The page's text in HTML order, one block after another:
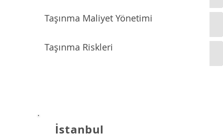
Taşınma Maliyet Yönetimi
Taşınma Riskleri
İstanbul